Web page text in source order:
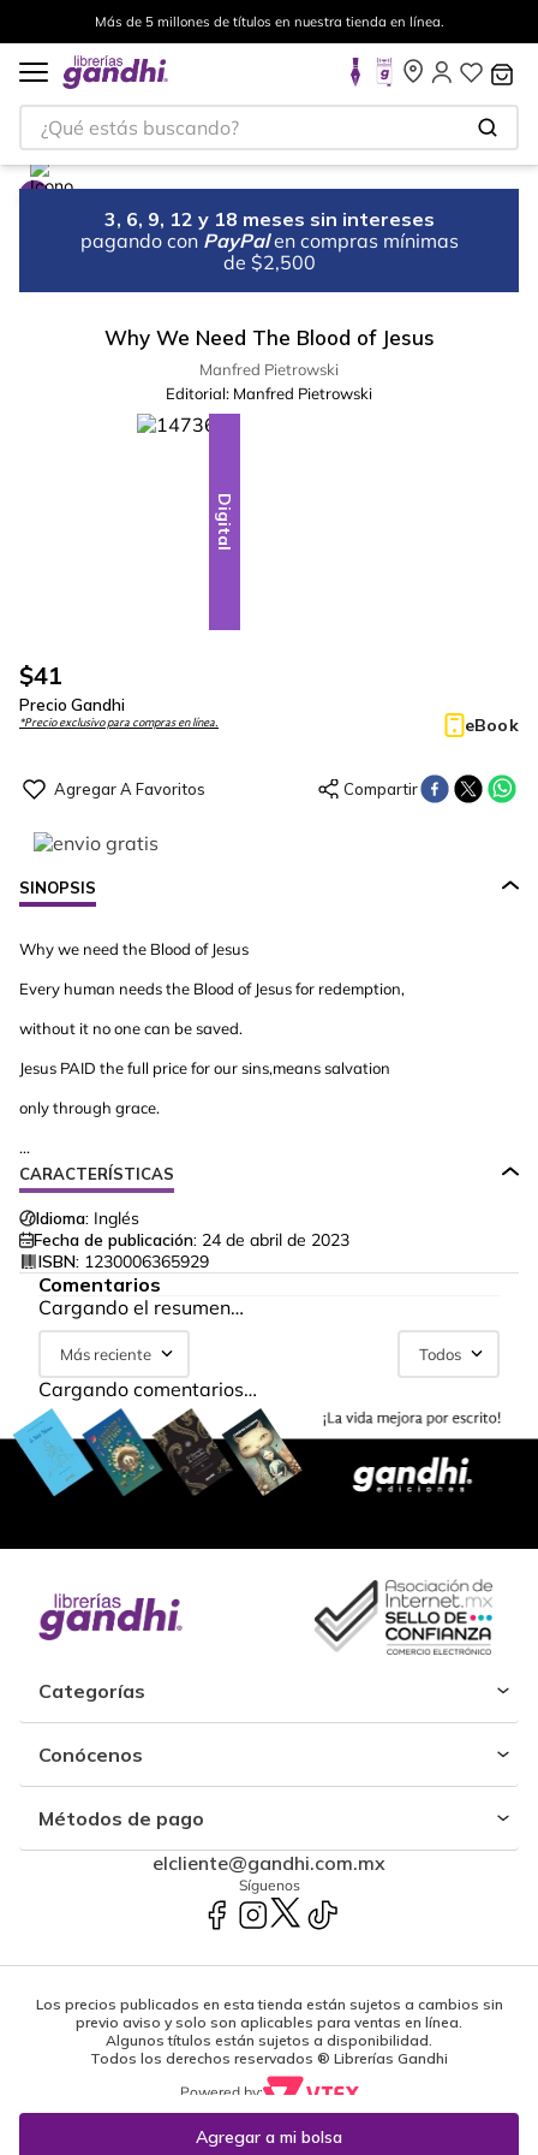
Más de 5 millones de títulos en nuestra tienda en línea.
¿Qué estás buscando?
3, 6, 9, 12 y 18 meses sin intereses
pagando con PayPal en compras mínimas
de $2,500
Why We Need The Blood of Jesus
Manfred Pietrowski
Editorial: Manfred Pietrowski
Digital
$41
Precio Gandhi
*Precio exclusivo para compras en línea. eBook
SINOPSIS
Why we need the Blood of Jesus
Every human needs the Blood of Jesus for redemption,
without it no one can be saved.
Jesus PAID the full price for our sins,means salvation
only through grace.
...
CARACTERÍSTICAS
Idioma: Inglés
Fecha de publicación: 24 de abril de 2023
ISBN: 1230006365929
Comentarios
Cargando el resumen…
Más reciente Todos
Cargando comentarios…
Categorías
Conócenos
Métodos de pago
elcliente@gandhi.com.mx
Síguenos
Los precios publicados en esta tienda están sujetos a cambios sin
previo aviso y solo son aplicables para ventas en línea.
Algunos títulos están sujetos a disponibilidad.
Todos los derechos reservados ® Librerías Gandhi
Powered by: